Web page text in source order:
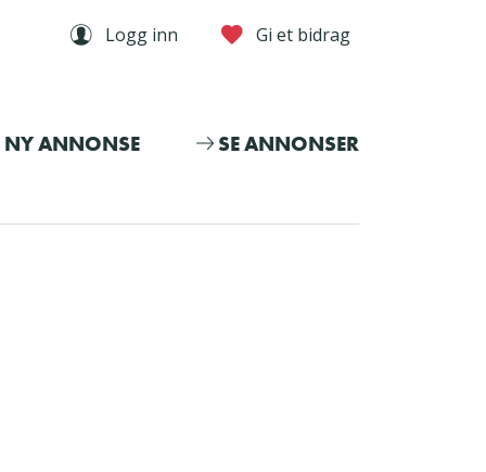
Logg inn Gi et bidrag
NY ANNONSE SE ANNONSER